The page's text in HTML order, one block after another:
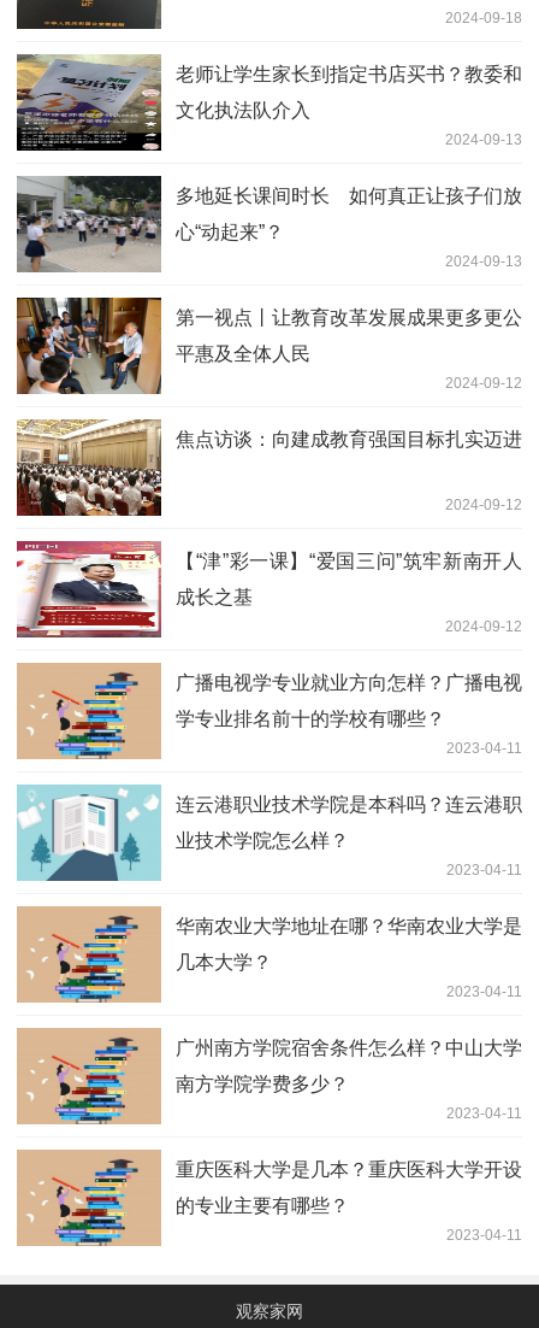
2024-09-18
老师让学生家长到指定书店买书？教委和
文化执法队介入
2024-09-13
多地延长课间时长 如何真正让孩子们放
心“动起来”？
2024-09-13
第一视点丨让教育改革发展成果更多更公
平惠及全体人民
2024-09-12
焦点访谈：向建成教育强国目标扎实迈进
2024-09-12
【“津”彩一课】“爱国三问”筑牢新南开人
成长之基
2024-09-12
广播电视学专业就业方向怎样？广播电视
学专业排名前十的学校有哪些？
2023-04-11
连云港职业技术学院是本科吗？连云港职
业技术学院怎么样？
2023-04-11
华南农业大学地址在哪？华南农业大学是
几本大学？
2023-04-11
广州南方学院宿舍条件怎么样？中山大学
南方学院学费多少？
2023-04-11
重庆医科大学是几本？重庆医科大学开设
的专业主要有哪些？
2023-04-11
观察家网